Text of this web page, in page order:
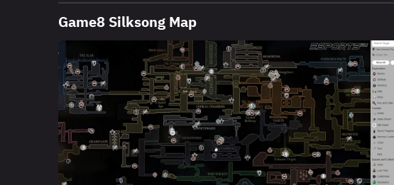
Game8 Silksong Map